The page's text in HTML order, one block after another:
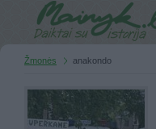
Žmonės anakondo